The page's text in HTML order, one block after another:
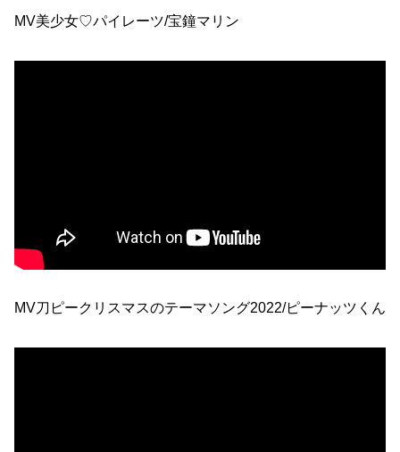
MV美少女♡パイレーツ/宝鐘マリン
MV刀ピークリスマスのテーマソング2022/ピーナッツくん